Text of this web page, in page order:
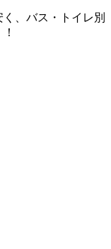
、バス・トイレ別